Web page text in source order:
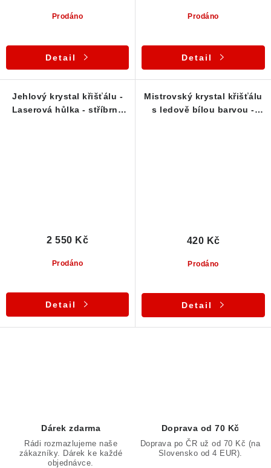
Prodáno
Detail
Prodáno
Detail
Jehlový krystal křišťálu -
Laserová hůlka - stříbrný
Prodáno
2 550 Kč
Detail
Mistrovský krystal křišťálu
s ledově bílou barvou -
Prodáno
420 Kč
Detail
Dárek zdarma
Rádi rozmazlujeme naše
zákazníky. Dárek ke každé
objednávce.
Doprava od 70 Kč
Doprava po ČR už od 70 Kč (na
Slovensko od 4 EUR).